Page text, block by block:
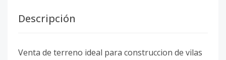
Descripción
Venta de terreno ideal para construccion de vilas